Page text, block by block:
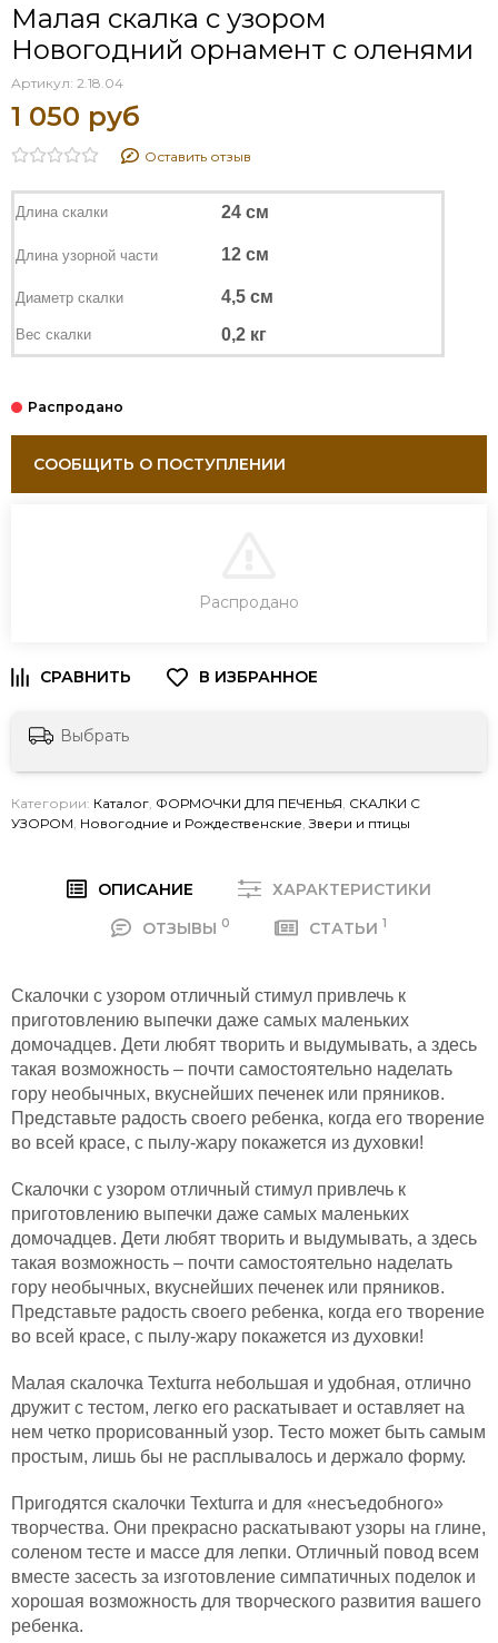
Малая скалка с узором
Новогодний орнамент с оленями
Артикул: 2.18.04
1 050 руб
Оставить отзыв
Длина скалки 24 см
Длина узорной части 12 см
Диаметр скалки 4,5 см
Вес скалки 0,2 кг
СООБЩИТЬ О ПОСТУПЛЕНИИ
ЗАКАЗ В ОДИН КЛИК
Распродано
Выбрать
Категории: Каталог ФОРМОЧКИ ДЛЯ ПЕЧЕНЬЯ СКАЛКИ С
УЗОРОМ Новогодние и Рождественские ,Звери и птицы
ОПИСАНИЕ
ХАРАКТЕРИСТИКИ
ОТЗЫВЫ 0 СТАТЬИ 1
Скалочки с узором отличный стимул привлечь к
приготовлению выпечки даже самых маленьких
домочадцев. Дети любят творить и выдумывать, а здесь
такая возможность – почти самостоятельно наделать
гору необычных, вкуснейших печенек или пряников.
Представьте радость своего ребенка, когда его творение
во всей красе, с пылу-жару покажется из духовки!
Скалочки с узором отличный стимул привлечь к
приготовлению выпечки даже самых маленьких
домочадцев. Дети любят творить и выдумывать, а здесь
такая возможность – почти самостоятельно наделать
гору необычных, вкуснейших печенек или пряников.
Представьте радость своего ребенка, когда его творение
во всей красе, с пылу-жару покажется из духовки!
Малая скалочка Texturra небольшая и удобная, отлично
дружит с тестом, легко его раскатывает и оставляет на
нем четко прорисованный узор. Тесто может быть самым
простым, лишь бы не расплывалось и держало форму.
Пригодятся скалочки Texturra и для «несъедобного»
творчества. Они прекрасно раскатывают узоры на глине,
соленом тесте и массе для лепки. Отличный повод всем
вместе засесть за изготовление симпатичных поделок и
хорошая возможность для творческого развития вашего
ребенка.